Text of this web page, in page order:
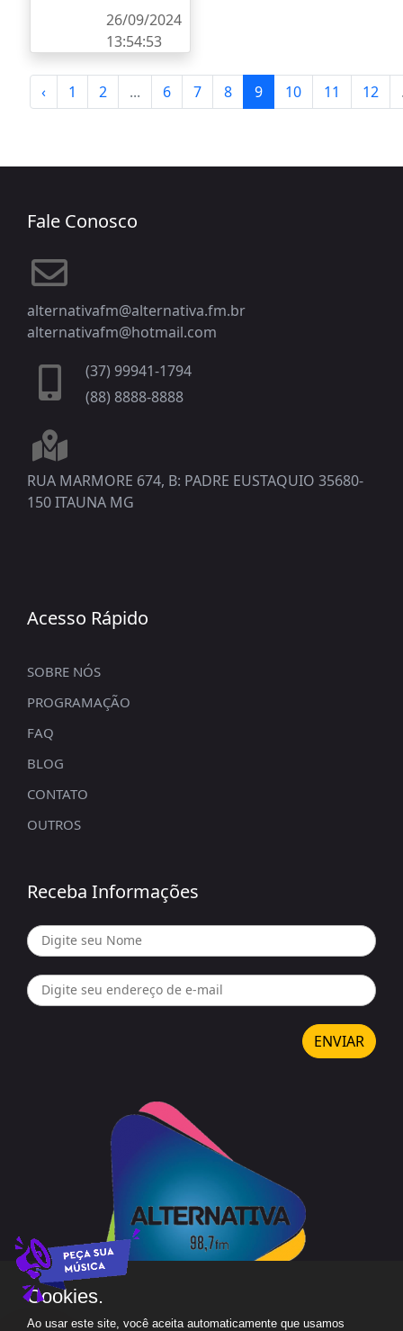
26/09/2024
13:54:53
‹ 1 2 ... 6 7 8 9 10 11 12
Fale Conosco
alternativafm@alternativa.fm.br
alternativafm@hotmail.com
(37) 99941-1794
(88) 8888-8888
RUA MARMORE 674, B: PADRE EUSTAQUIO 35680-
150 ITAUNA MG
Acesso Rápido
SOBRE NÓS
PROGRAMAÇÃO
FAQ
BLOG
CONTATO
OUTROS
Receba Informações
ENVIAR
Cookies.
Ao usar este site, você aceita automaticamente que usamos